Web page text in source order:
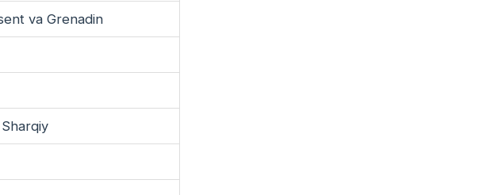
va Grenadin